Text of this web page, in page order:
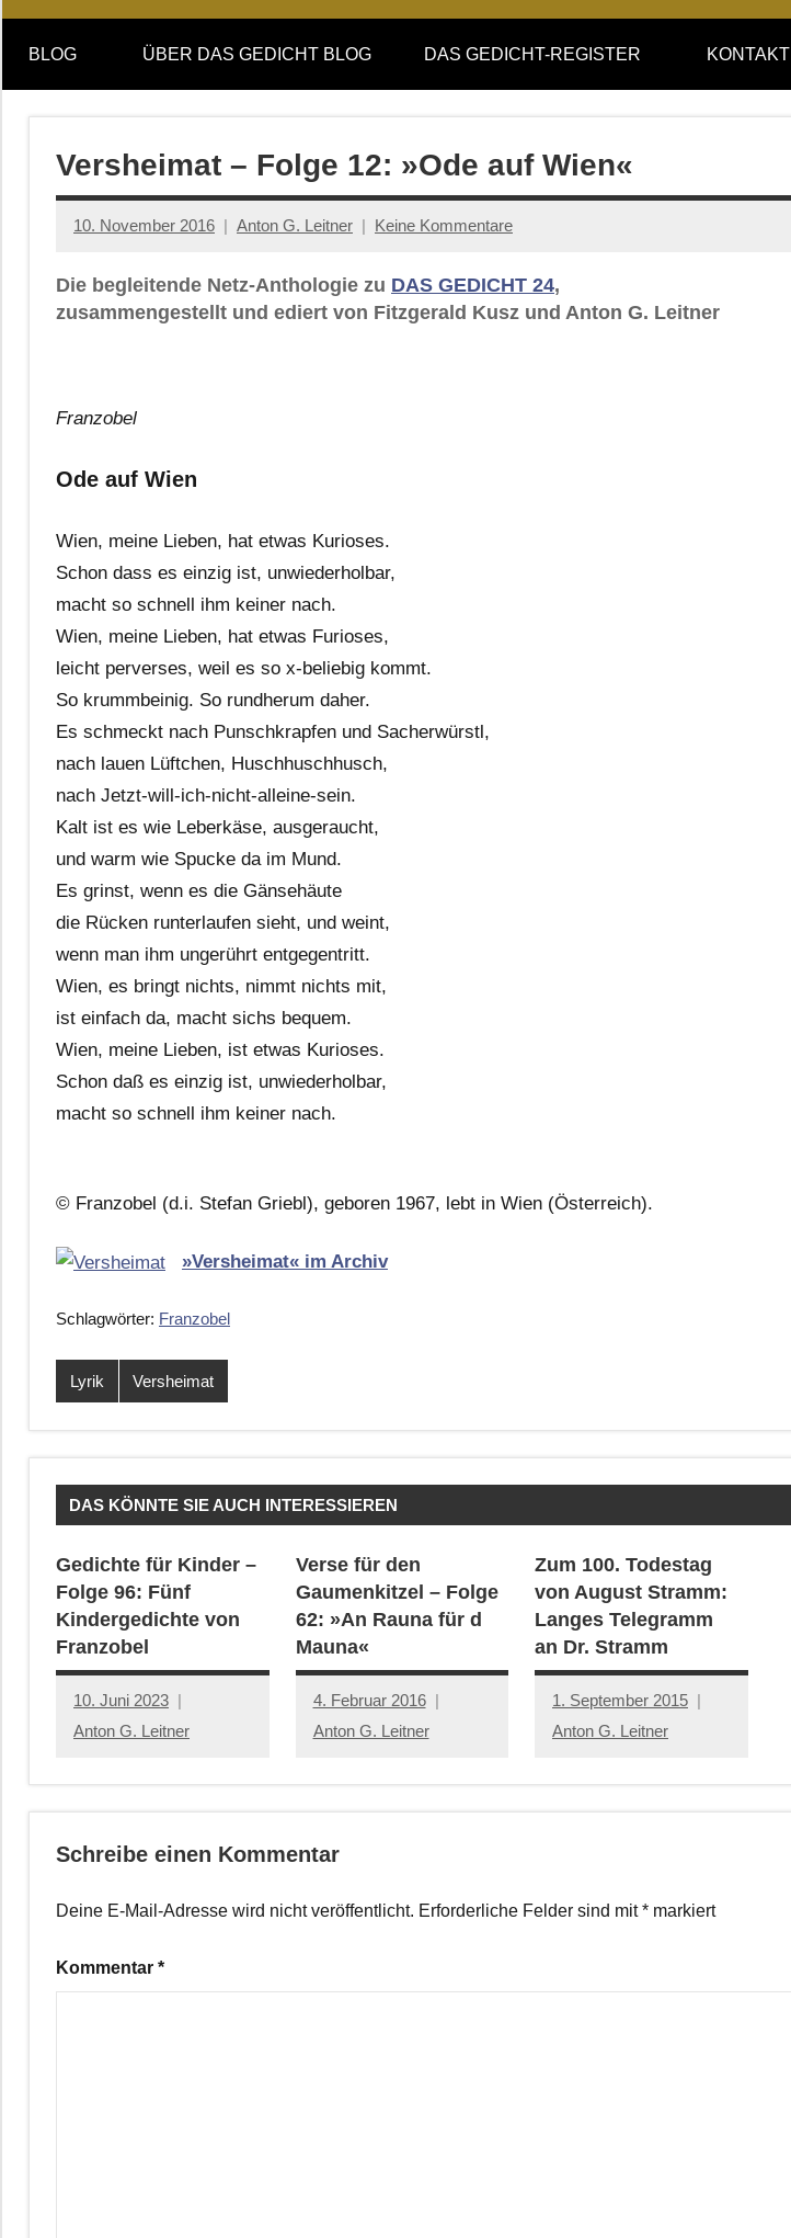
DAS
GEDICHT
blog
DAS
GEDICHT.
Zeitschrift
BLOG ÜBER DAS GEDICHT BLOG DAS GEDICHT-REGISTER KONTAKT
Versheimat – Folge 12: »Ode auf Wien«
10. November 2016 Anton G. Leitner Keine Kommentare
Die begleitende Netz-Anthologie zu DAS GEDICHT 24,
zusammengestellt und ediert von Fitzgerald Kusz und Anton G. Leitner
Franzobel
Ode auf Wien
Wien, meine Lieben, hat etwas Kurioses.
Schon dass es einzig ist, unwiederholbar,
macht so schnell ihm keiner nach.
Wien, meine Lieben, hat etwas Furioses,
leicht perverses, weil es so x-beliebig kommt.
So krummbeinig. So rundherum daher.
Es schmeckt nach Punschkrapfen und Sacherwürstl,
nach lauen Lüftchen, Huschhuschhusch,
nach Jetzt-will-ich-nicht-alleine-sein.
Kalt ist es wie Leberkäse, ausgeraucht,
und warm wie Spucke da im Mund.
Es grinst, wenn es die Gänsehäute
die Rücken runterlaufen sieht, und weint,
wenn man ihm ungerührt entgegentritt.
Wien, es bringt nichts, nimmt nichts mit,
ist einfach da, macht sichs bequem.
Wien, meine Lieben, ist etwas Kurioses.
Schon daß es einzig ist, unwiederholbar,
macht so schnell ihm keiner nach.
© Franzobel (d.i. Stefan Griebl), geboren 1967, lebt in Wien (Österreich).
»Versheimat« im Archiv
Schlagwörter: Franzobel
Lyrik Versheimat
DAS KÖNNTE SIE AUCH INTERESSIEREN
Gedichte für Kinder –
Folge 96: Fünf
Kindergedichte von
Franzobel
10. Juni 2023
Anton G. Leitner
Verse für den
Gaumenkitzel – Folge
62: »An Rauna für d
Mauna«
4. Februar 2016
Anton G. Leitner
Zum 100. Todestag
von August Stramm:
Langes Telegramm
an Dr. Stramm
1. September 2015
Anton G. Leitner
Schreibe einen Kommentar
Deine E-Mail-Adresse wird nicht veröffentlicht. Erforderliche Felder sind mit* markiert
Kommentar *